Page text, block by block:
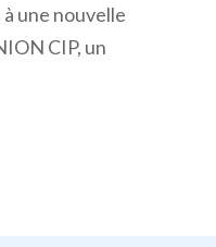
une nouvelle
CIP, un